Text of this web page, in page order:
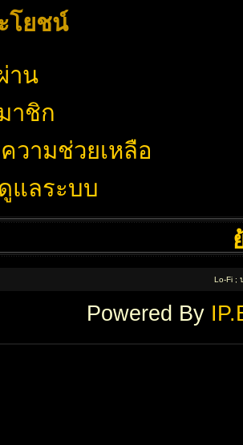
โยชน์
าน
าชิก
วามช่วยเหลือ
แลระบบ
Lo-Fi ;
Powered By